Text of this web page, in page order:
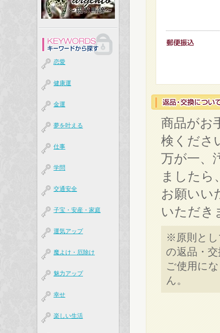
商品がお
検くださ
万が一、
ましたら
お願いい
いただき
※原則とし
の返品・
ご使用に
ん。
恋愛
健康運
金運
夢を叶える
仕事
学問
交通安全
子宝・安産・家庭
運気アップ
魔よけ・厄除け
魅力アップ
幸せ
楽しい生活